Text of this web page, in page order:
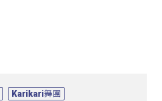
Karikari舞團